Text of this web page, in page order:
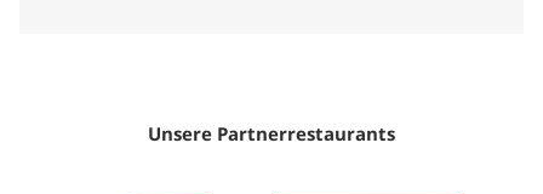
Unsere Partnerrestaurants